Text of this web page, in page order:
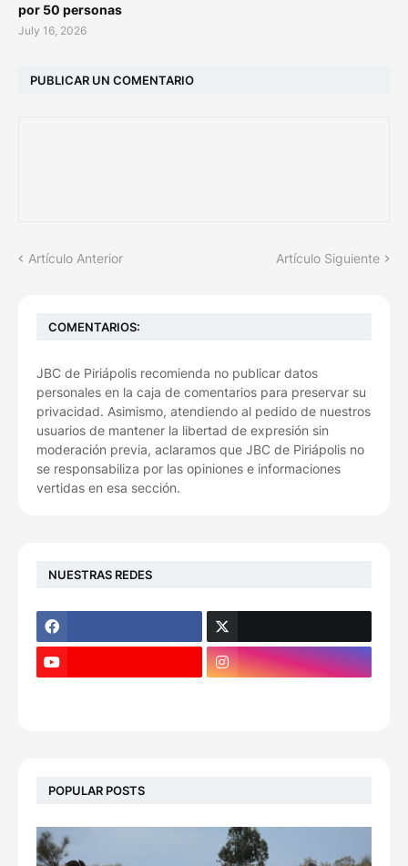
por 50 personas
July 16, 2026
PUBLICAR UN COMENTARIO
Artículo Anterior Artículo Siguiente
COMENTARIOS:
JBC de Piriápolis recomienda no publicar datos
personales en la caja de comentarios para preservar su
privacidad. Asimismo, atendiendo al pedido de nuestros
usuarios de mantener la libertad de expresión sin
moderación previa, aclaramos que JBC de Piriápolis no
se responsabiliza por las opiniones e informaciones
vertidas en esa sección.
NUESTRAS REDES
POPULAR POSTS